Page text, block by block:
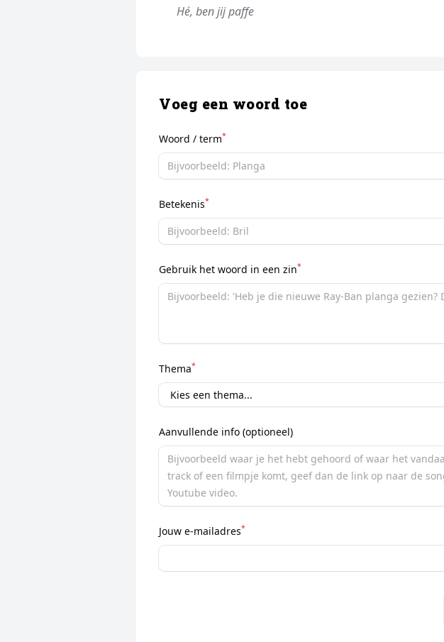
Hé, ben jij paffe
Voeg een woord toe
Woord / term*
Betekenis*
Gebruik het woord in een zin*
Thema*
Aanvullende info (optioneel)
Jouw e-mailadres*